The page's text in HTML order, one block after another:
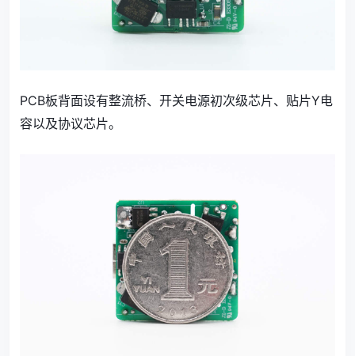
PCB板背面设有整流桥、开关电源初次级芯片、贴片Y电
容以及协议芯片。